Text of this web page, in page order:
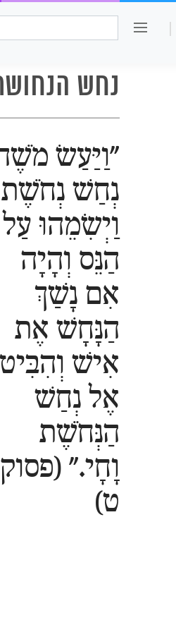
חיפוש:
כיתה ו כיתה יב
נחש
"וַיַּעַשׂ
נְחַשׁ נְחֹשֶׁת
וַיְשִׂמֵהוּ עַל
הַנֵּס וְהָיָה
אִם נָשַׁךְ
הַנָּחָשׁ אֶת
אִישׁ וְהִבִּיט
אֶל נְחַשׁ
הַנְּחֹשֶׁת
וָחָי." (פסוק
ט)